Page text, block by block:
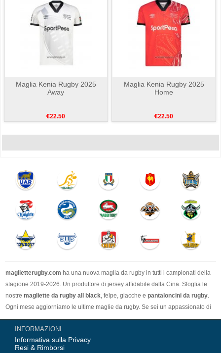
Maglia Kenia Rugby 2025
Away
€22.50
Maglia Kenia Rugby 2025
Home
€22.50
maglietterugby.com ha una nuova maglia da rugby in tutti i campionati della
stagione 2019-2026. Un produttore di jersey affidabile dalla Cina. Sfoglia le
nostre magliette da rugby all black, felpe, giacche e pantaloncini da rugby.
Ogni mese aggiorniamo le ultime maglie da rugby. Se sei un appassionato di
rugby, vuoi comprare una maglia da rugby. Il nostro sito web è la scelta
migliore.INFORMAZIONI
Informativa sulla Privacy
Resi & Rimborsi